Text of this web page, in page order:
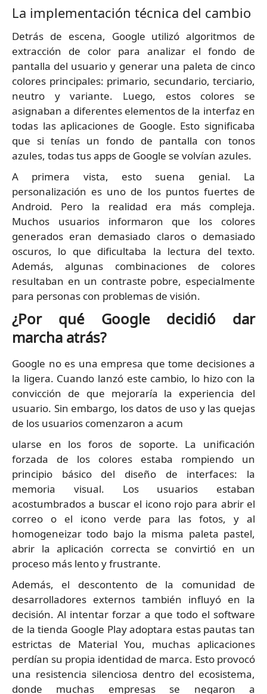
La implementación técnica del cambio
Detrás de escena, Google utilizó algoritmos de
extracción de color para analizar el fondo de
pantalla del usuario y generar una paleta de cinco
colores principales: primario, secundario, terciario,
neutro y variante. Luego, estos colores se
asignaban a diferentes elementos de la interfaz en
todas las aplicaciones de Google. Esto significaba
que si tenías un fondo de pantalla con tonos
azules, todas tus apps de Google se volvían azules.
A primera vista, esto suena genial. La
personalización es uno de los puntos fuertes de
Android. Pero la realidad era más compleja.
Muchos usuarios informaron que los colores
generados eran demasiado claros o demasiado
oscuros, lo que dificultaba la lectura del texto.
Además, algunas combinaciones de colores
resultaban en un contraste pobre, especialmente
para personas con problemas de visión.
¿Por qué Google decidió dar
marcha atrás?
Google no es una empresa que tome decisiones a
la ligera. Cuando lanzó este cambio, lo hizo con la
convicción de que mejoraría la experiencia del
usuario. Sin embargo, los datos de uso y las quejas
de los usuarios comenzaron a acum
ularse en los foros de soporte. La unificación
forzada de los colores estaba rompiendo un
principio básico del diseño de interfaces: la
memoria visual. Los usuarios estaban
acostumbrados a buscar el icono rojo para abrir el
correo o el icono verde para las fotos, y al
homogeneizar todo bajo la misma paleta pastel,
abrir la aplicación correcta se convirtió en un
proceso más lento y frustrante.
Además, el descontento de la comunidad de
desarrolladores externos también influyó en la
decisión. Al intentar forzar a que todo el software
de la tienda Google Play adoptara estas pautas tan
estrictas de Material You, muchas aplicaciones
perdían su propia identidad de marca. Esto provocó
una resistencia silenciosa dentro del ecosistema,
donde muchas empresas se negaron a